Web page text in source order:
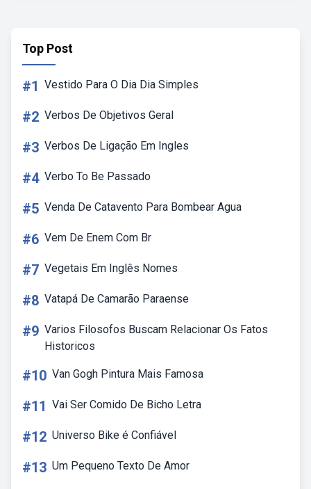
Top Post
#1 Vestido Para O Dia Dia Simples
#2 Verbos De Objetivos Geral
#3 Verbos De Ligação Em Ingles
#4 Verbo To Be Passado
#5 Venda De Catavento Para Bombear Agua
#6 Vem De Enem Com Br
#7 Vegetais Em Inglês Nomes
#8 Vatapá De Camarão Paraense
#9 Varios Filosofos Buscam Relacionar Os Fatos
Historicos
#10 Van Gogh Pintura Mais Famosa
#11 Vai Ser Comido De Bicho Letra
#12 Universo Bike é Confiável
#13 Um Pequeno Texto De Amor